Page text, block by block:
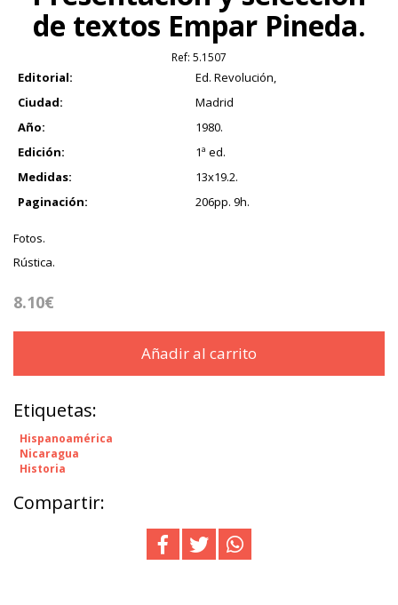
de textos Empar Pineda.
Ref: 5.1507
Editorial:
Ed. Revolución,
Ciudad:
Madrid
Año:
1980.
Edición:
1ª ed.
Medidas:
13x19.2.
Paginación:
206pp. 9h.
Fotos.
Rústica.
8.10€
Añadir al carrito
Etiquetas:
Hispanoamérica
Nicaragua
Historia
Compartir: